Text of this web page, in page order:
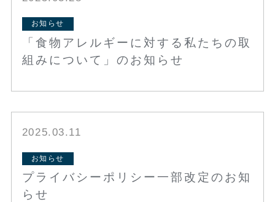
お知らせ
「食物アレルギーに対する私たちの取
組みについて」のお知らせ
2025.03.11
お知らせ
プライバシーポリシー一部改定のお知
らせ